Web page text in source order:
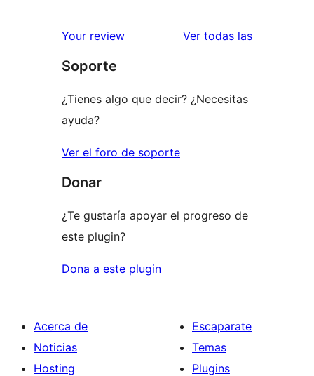
Your review Ver todas las
Soporte
¿Tienes algo que decir? ¿Necesitas
ayuda?
Ver el foro de soporte
Donar
¿Te gustaría apoyar el progreso de
este plugin?
Dona a este plugin
Acerca de
Noticias
Hosting
Escaparate
Temas
Plugins